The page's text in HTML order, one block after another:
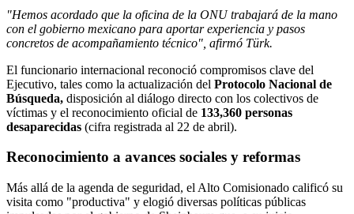
"Hemos acordado que la oficina de la ONU trabajará de la mano
con el gobierno mexicano para aportar experiencia y pasos
concretos de acompañamiento técnico", afirmó Türk.
El funcionario internacional reconoció compromisos clave del
Ejecutivo, tales como la actualización del Protocolo Nacional de
Búsqueda, disposición al diálogo directo con los colectivos de
víctimas y el reconocimiento oficial de 133,360 personas
desaparecidas (cifra registrada al 22 de abril).
Reconocimiento a avances sociales y reformas
Más allá de la agenda de seguridad, el Alto Comisionado calificó su
visita como "productiva" y elogió diversas políticas públicas